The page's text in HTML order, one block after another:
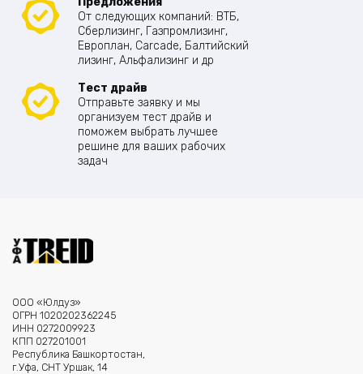
От следующих компаний: ВТБ,
Сберлизинг, Газпромлизинг,
Европлан, Carcade, Балтийский
лизинг, Альфализинг и др
Тест драйв
Отправьте заявку и мы
организуем тест драйв и
поможем выбрать лучшее
решине для ваших рабочих
задач
ООО «Юлдуз»
ОГРН 1020202362245
ИНН 0272009923
КПП 027201001
Республика Башкортостан,
г.Уфа, СНТ Уршак, 14